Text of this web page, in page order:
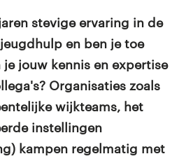
stevige ervaring in de
en ben je toe
je jouw kennis en expertise
Organisaties zoals
wijkteams, het
instellingen
kampen regelmatig met